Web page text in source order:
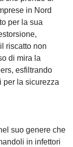
in Nord
per la sua
riscatto non
di mira la
esfiltrando
per la sicurezza
suo genere che
in infettori